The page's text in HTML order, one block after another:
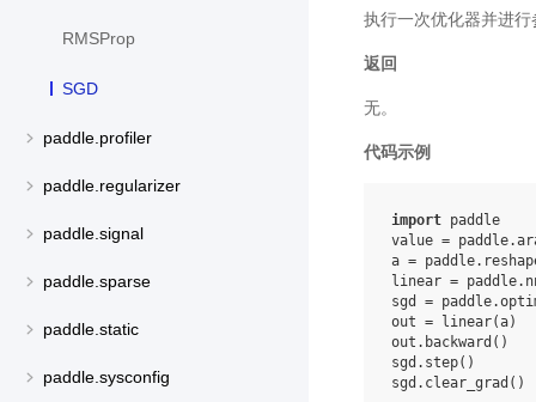
RMSProp
SGD
paddle.profiler
paddle.regularizer
paddle.signal
paddle.sparse
paddle.static
paddle.sysconfig
执行一次优化器并进
返回
无。
代码示例
import paddle
value = paddle.
a = paddle.
linear = paddle.
sgd
= paddle.
out = linear(a)
out . backward ()
sgd . step()
sgd . clear_grad ()